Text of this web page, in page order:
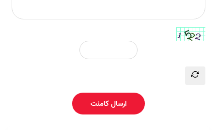
ارسال کامنت